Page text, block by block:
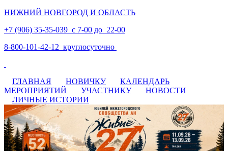
НИЖНИЙ НОВГОРОД И ОБЛАСТЬ
+7 (906) 35-35-039 с 7-00 до 22-00
8-800-101-42-12 круглосуточно
ГЛАВНАЯ НОВИЧКУ
КАЛЕНДАРЬ
МЕРОПРИЯТИЙ
УЧАСТНИКУ
НОВОСТИ
ЛИЧНЫЕ ИСТОРИИ